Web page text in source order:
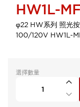
HW1L-
φ22 HW系列 照光
100/120V HW1L-
選擇數量